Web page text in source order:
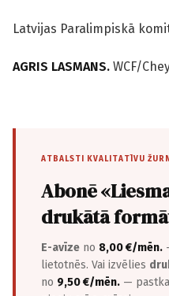
Latvijas Paralimpiskā
AGRIS LASMANS. WCF/
ATBALSTI KVALITATĪVU
Abonē
drukātā
E-avīze no 8,00 €/mēn.
lietotnēs. Vai izvēlies
no 9,50 €/mēn. —